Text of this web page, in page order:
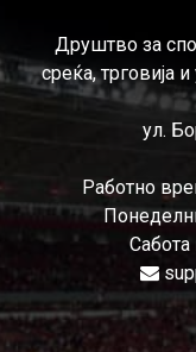
Друштво за
среќа,
ул.
Работно